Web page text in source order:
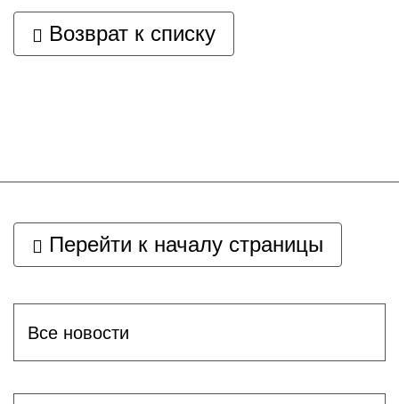
Возврат к списку
Перейти к началу страницы
Все новости